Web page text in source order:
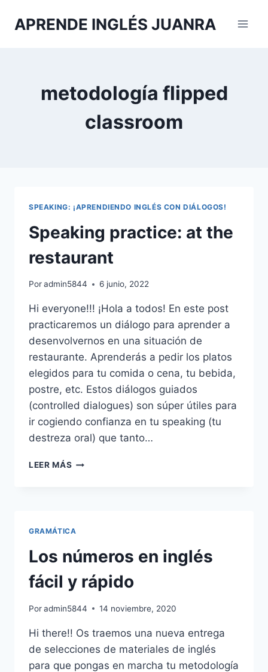
APRENDE INGLÉS JUANRA
metodología flipped
classroom
SPEAKING: ¡APRENDIENDO INGLÉS CON DIÁLOGOS!
Speaking practice: at the
restaurant
Poradmin5844 6 junio, 2022
Hi everyone!!! ¡Hola a todos! En este post
practicaremos un diálogo para aprender a
desenvolvernos en una situación de
restaurante. Aprenderás a pedir los platos
elegidos para tu comida o cena, tu bebida,
postre, etc. Estos diálogos guiados
(controlled dialogues) son súper útiles para
ir cogiendo confianza en tu speaking (tu
destreza oral) que tanto…
LEER MÁS SPEAKING
GRAMÁTICA
Los números en inglés
fácil y rápido
Poradmin5844 14 noviembre, 2020
Hi there!! Os traemos una nueva entrega
de selecciones de materiales de inglés
para que pongas en marcha tu metodología